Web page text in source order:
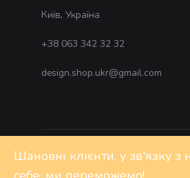
Київ, Україна
+38 063 342 32 32
design.shop.ukr@gmail.com
©2020 Design-shop. All rights
Шановні клієнти, у зв'язку з